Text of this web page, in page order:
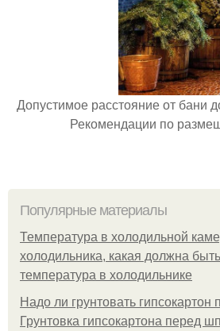
Допустимое расстояние от бани
Рекомендации по
Популярные материалы
Температура в холодильной
холодильника, какая должна
температура в холодильнике
Надо ли грунтовать гипсокартон
Грунтовка гипсокартона перед